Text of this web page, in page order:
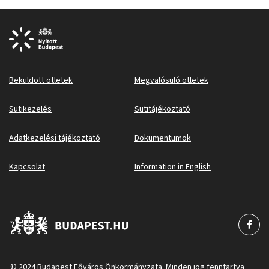
Beküldött ötletek Megvalósuló ötletek
Sütikezelés Sütitájékoztató
Adatkezelési tájékoztató Dokumentumok
Kapcsolat Information in English